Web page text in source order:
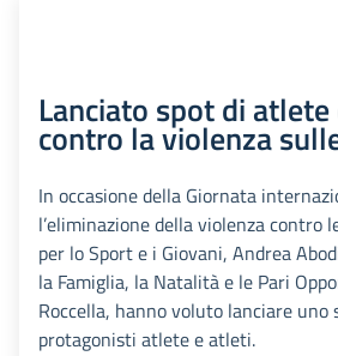
Lanciato spot di
contro la violenza
In occasione della Giornata
l’eliminazione della violenza contro
per lo Sport e i Giovani, Andrea
la Famiglia, la Natalità e le Pari
Roccella, hanno voluto lanciare uno
protagonisti atlete e atleti.